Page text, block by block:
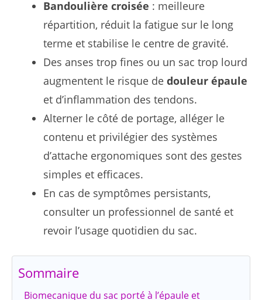
Bandoulière croisée : meilleure
répartition, réduit la fatigue sur le long
terme et stabilise le centre de gravité.
Des anses trop fines ou un sac trop lourd
augmentent le risque de douleur épaule
et d’inflammation des tendons.
Alterner le côté de portage, alléger le
contenu et privilégier des systèmes
d’attache ergonomiques sont des gestes
simples et efficaces.
En cas de symptômes persistants,
consulter un professionnel de santé et
revoir l’usage quotidien du sac.
Sommaire
Biomecanique du sac porté à l’épaule et